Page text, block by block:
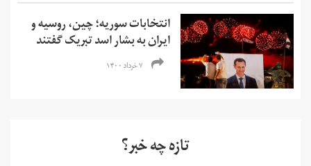
انتخابات سوریه؛ چین، روسیه و
ایران به بشار اسد تبریک گفتند
۷ خرداد ۱۴۰۰
تازه چه خبر؟